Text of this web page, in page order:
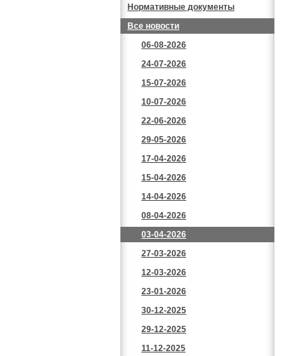
Нормативные документы
Все новости
06-08-2026
24-07-2026
15-07-2026
10-07-2026
22-06-2026
29-05-2026
17-04-2026
15-04-2026
14-04-2026
08-04-2026
03-04-2026
27-03-2026
12-03-2026
23-01-2026
30-12-2025
29-12-2025
11-12-2025